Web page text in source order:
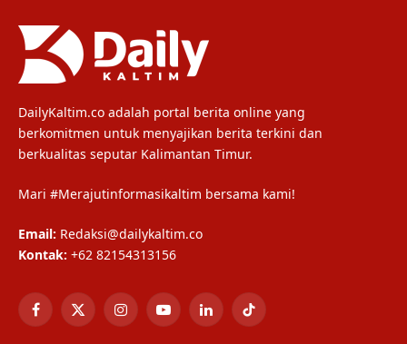
DailyKaltim.co adalah portal berita online yang
berkomitmen untuk menyajikan berita terkini dan
berkualitas seputar Kalimantan Timur.
Mari #Merajutinformasikaltim bersama kami!
Email: Redaksi@dailykaltim.co
Kontak: +62 82154313156
Facebook
X
InstagramYouTubeLinkedInTikTok